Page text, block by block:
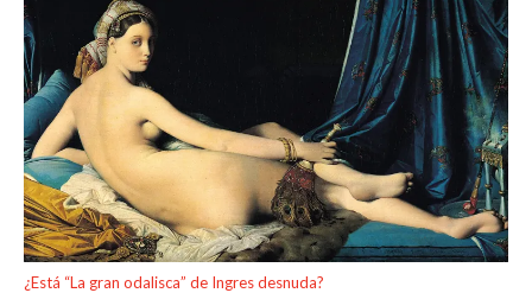
¿Está “La gran odalisca” de Ingres desnuda?